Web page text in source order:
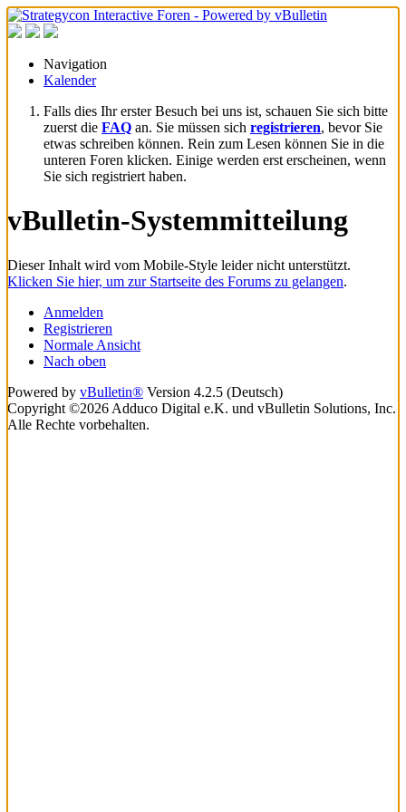
Navigation
Kalender
Falls dies Ihr erster Besuch bei uns ist, schauen Sie sich bitte
zuerst die FAQ an. Sie müssen sich registrieren, bevor Sie
etwas schreiben können. Rein zum Lesen können Sie in die
unteren Foren klicken. Einige werden erst erscheinen, wenn
Sie sich registriert haben.
vBulletin-Systemmitteilung
Dieser Inhalt wird vom Mobile-Style leider nicht unterstützt.
Klicken Sie hier, um zur Startseite des Forums zu gelangen.
Anmelden
Registrieren
Normale Ansicht
Nach oben
Powered by vBulletin® Version 4.2.5 (Deutsch)
Copyright ©2026 Adduco Digital e.K. und vBulletin Solutions, Inc.
Alle Rechte vorbehalten.